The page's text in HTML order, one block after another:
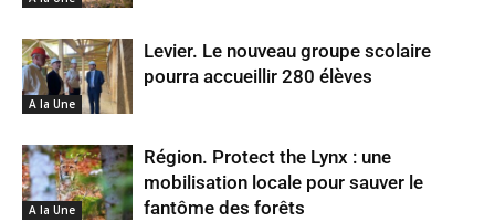
A la Une
Levier. Le nouveau groupe scolaire
pourra accueillir 280 élèves
A la Une
Région. Protect the Lynx : une
mobilisation locale pour sauver le
fantôme des forêts